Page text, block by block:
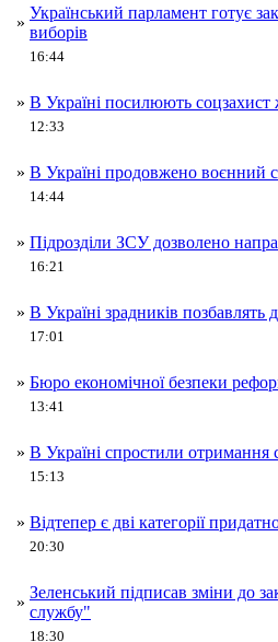
»
Український парламент готує
виборів
16:44
» В Україні посилюють соцзахист
12:33
» В Україні продовжено воєнний
14:44
» Підрозділи ЗСУ дозволено
16:21
» В Україні зрадників позбавлять
17:01
» Бюро економічної безпеки
13:41
» В Україні спростили отримання
15:13
» Відтепер є дві категорії
20:30
»
Зеленський підписав зміни до
службу"
18:30